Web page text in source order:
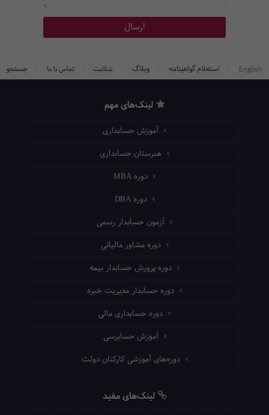
English استعلام گواهینامه وبلاگ شکایت تماس با ما جستجو
لینک‌های مهم
آموزش حسابداری
هنرستان حسابداری
دوره MBA
دوره DBA
آزمون حسابدار رسمی
دوره مشاور مالیاتی
دوره پرورش حسابدار بیمه
دوره حسابدار مدیریت خبره
دوره حسابداری مالی
آموزش حسابرسی
دوره‌های آموزشی کارکنان دولت
لینک‌های مفید